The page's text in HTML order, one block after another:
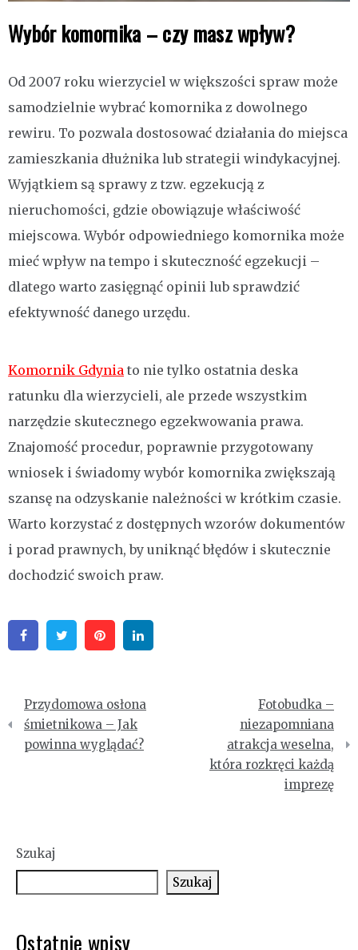
Wybór komornika – czy masz wpływ?
Od 2007 roku wierzyciel w większości spraw może
samodzielnie wybrać komornika z dowolnego
rewiru. To pozwala dostosować działania do miejsca
zamieszkania dłużnika lub strategii windykacyjnej.
Wyjątkiem są sprawy z tzw. egzekucją z
nieruchomości, gdzie obowiązuje właściwość
miejscowa. Wybór odpowiedniego komornika może
mieć wpływ na tempo i skuteczność egzekucji –
dlatego warto zasięgnąć opinii lub sprawdzić
efektywność danego urzędu.
Komornik Gdynia to nie tylko ostatnia deska
ratunku dla wierzycieli, ale przede wszystkim
narzędzie skutecznego egzekwowania prawa.
Znajomość procedur, poprawnie przygotowany
wniosek i świadomy wybór komornika zwiększają
szansę na odzyskanie należności w krótkim czasie.
Warto korzystać z dostępnych wzorów dokumentów
i porad prawnych, by uniknąć błędów i skutecznie
dochodzić swoich praw.
FacebookTwitter Pinterest
Nawigacja
wpisu
Przydomowa osłona
śmietnikowa – Jak
powinna wyglądać?
Fotobudka –
niezapomniana
atrakcja weselna,
która rozkręci każdą
imprezę
Szukaj
Szukaj
Ostatnie wpisy